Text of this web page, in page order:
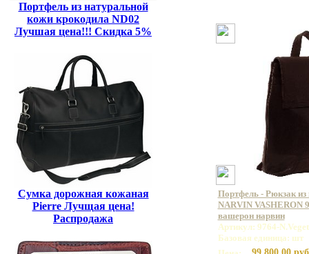
Портфель из натуральной
кожи крокодила ND02
Лучшая цена!!! Скидка 5%
Сумка дорожная кожаная
Pierre Лучщая цена!
Распродажа
Портфель - Рюкзак
NARVIN VASHERON
вашерон нарвин
Артикул: 9764-
Базовая единица: шт